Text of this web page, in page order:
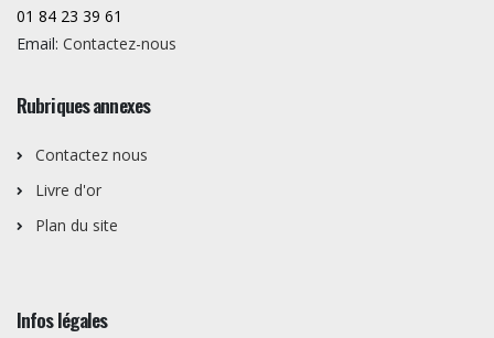
01 84 23 39 61
Email: Contactez-nous
Rubriques annexes
Contactez nous
Livre d'or
Plan du site
Infos légales